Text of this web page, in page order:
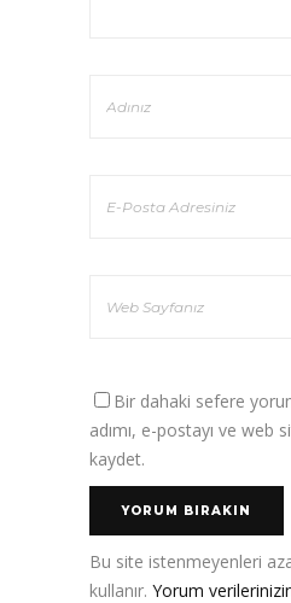
Bir dahaki sefere
adımı, e-postayı ve web
kaydet.
Bu site istenmeyenleri
kullanır. Yorum